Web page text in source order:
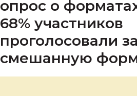
опрос о
68% участников
проголосовали за
смешанную